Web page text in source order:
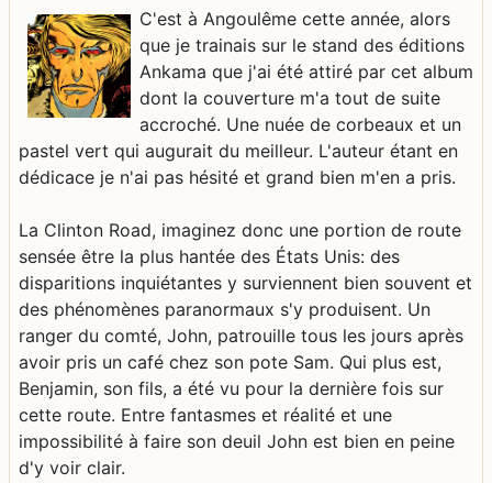
C'est à Angoulême cette année, alors
que je trainais sur le stand des éditions
Ankama que j'ai été attiré par cet album
dont la couverture m'a tout de suite
accroché. Une nuée de corbeaux et un
pastel vert qui augurait du meilleur. L'auteur étant en
dédicace je n'ai pas hésité et grand bien m'en a pris.
La Clinton Road, imaginez donc une portion de route
sensée être la plus hantée des États Unis: des
disparitions inquiétantes y surviennent bien souvent et
des phénomènes paranormaux s'y produisent. Un
ranger du comté, John, patrouille tous les jours après
avoir pris un café chez son pote Sam. Qui plus est,
Benjamin, son fils, a été vu pour la dernière fois sur
cette route. Entre fantasmes et réalité et une
impossibilité à faire son deuil John est bien en peine
d'y voir clair.